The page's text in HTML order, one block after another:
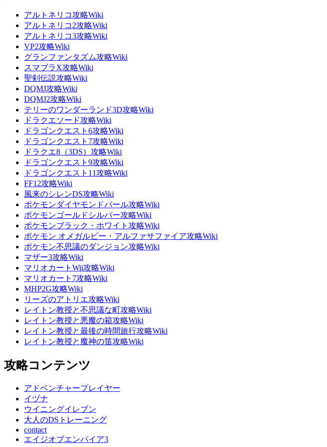
アルトネリコ攻略Wiki
アルトネリコ2攻略Wiki
アルトネリコ3攻略Wiki
VP2攻略Wiki
グランファンタズム攻略Wiki
スマブラX攻略Wiki
聖剣伝説攻略Wiki
DQMJ攻略Wiki
DQMJ2攻略Wiki
テリーのワンダーランド3D攻略Wiki
ドラクエソード攻略Wiki
ドラゴンクエスト6攻略Wiki
ドラゴンクエスト7攻略Wiki
ドラクエ8（3DS）攻略Wiki
ドラゴンクエスト9攻略Wiki
ドラゴンクエスト11攻略Wiki
FF12攻略Wiki
風来のシレンDS攻略Wiki
ポケモンダイヤモンドパール攻略Wiki
ポケモンゴールドシルバー攻略Wiki
ポケモンブラック・ホワイト攻略Wiki
ポケモン オメガルビー・アルファサファイア攻略Wiki
ポケモン不思議のダンジョン攻略Wiki
マザー3攻略Wiki
マリオカートWii攻略Wiki
マリオカート7攻略Wiki
MHP2G攻略Wiki
リーズのアトリエ攻略Wiki
レイトン教授と不思議な町攻略Wiki
レイトン教授と悪魔の箱攻略Wiki
レイトン教授と最後の時間旅行攻略Wiki
レイトン教授と魔神の笛攻略Wiki
攻略コンテンツ
アドベンチャープレイヤー
イヅナ
ウイニングイレブン
大人のDSトレーニング
contact
エイジオブエンパイア3